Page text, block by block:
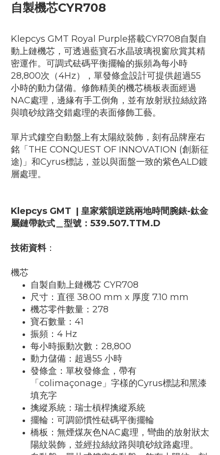
自製機芯CYR708
Klepcys GMT Royal Purple搭載CYR708自製自
動上鏈機芯，可透過藍寶石水晶玻璃視窗欣賞其精
密運作。可調式砝碼平衡擺輪的振頻為每小時
28,800次（4Hz），單發條盒設計可提供超過55
小時的動力儲備。修飾精美的機芯橋板表面經過
NAC處理，邊緣有手工倒角，並有放射狀拉絲紋路
與噴砂紋路交錯處理的表面修飾工藝。
單片式鏤空自動盤上有太陽紋裝飾，刻有品牌座右
銘「THE CONQUEST OF INNOVATION (創新征
途)」和Cyrus標誌，並以與面盤一致的紫色ALD鍍
層處理。
Klepcys GMT | 皇家紫韻逆跳兩地時間腕錶-鈦金
屬鏈帶款式
型號： 539.507.TTM.D
技術資料：
機芯
自製自動上鏈機芯 CYR708
尺寸：直徑 38.00 mm x 厚度 7.10 mm
機芯零件數量：278
寶石數量：41
振頻：4 Hz
每小時振動次數：28,800
動力儲備：超過55 小時
發條盒：單枚發條盒，帶有
「colimaçonage」字樣的Cyrus標誌和黑漆
填充字
擒縱系統：瑞士槓桿擒縱系統
擺輪：可調節慣性砝碼平衡擺輪
橋板：無煙煤灰色NAC處理，彎曲的放射狀太
陽紋裝飾，並經拉絲紋路與噴砂紋路處理。